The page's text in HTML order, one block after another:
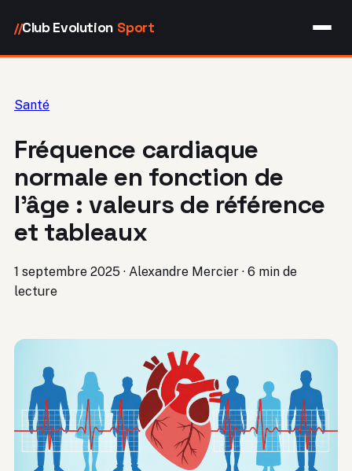
//Club Evolution Sport
Santé
Fréquence cardiaque
normale en fonction de
l’âge : valeurs de référence
et tableaux
1 septembre 2025 · Alexandre Mercier · 6 min de
lecture